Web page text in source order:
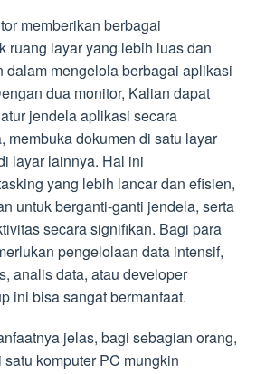
memberikan berbagai
ruang layar yang lebih luas dan
dalam mengelola berbagai aplikasi
dua monitor, Kalian dapat
jendela aplikasi secara
membuka dokumen di satu layar
layar lainnya. Hal ini
yang lebih lancar dan efisien,
untuk berganti-ganti jendela, serta
secara signifikan. Bagi para
pengelolaan data intensif,
analis data, atau developer
ini bisa sangat bermanfaat.
jelas, bagi sebagian orang,
komputer PC mungkin